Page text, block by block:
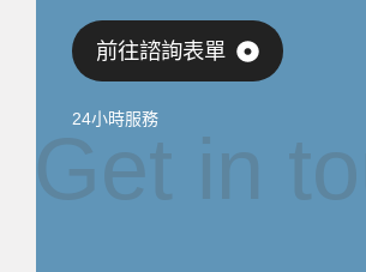
前往諮詢表單
24小時服務
Get in